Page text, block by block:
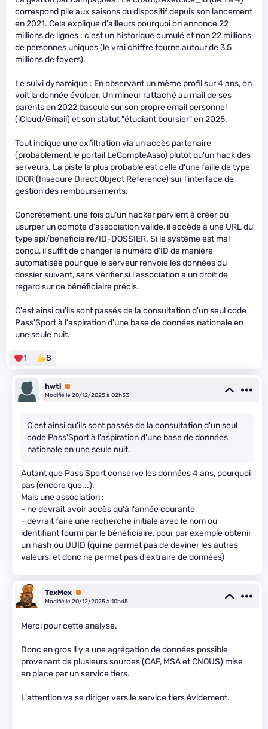
correspond pile aux saisons du dispositif depuis son lancement
en 2021. Cela explique d'ailleurs pourquoi on annonce 22
millions de lignes : c'est un historique cumulé et non 22 millions
de personnes uniques (le vrai chiffre tourne autour de 3,5
millions de foyers).
Le suivi dynamique : En observant un même profil sur 4 ans, on
voit la donnée évoluer. Un mineur rattaché au mail de ses
parents en 2022 bascule sur son propre email personnel
(iCloud/Gmail) et son statut "étudiant boursier" en 2025.
Tout indique une exfiltration via un accès partenaire
(probablement le portail LeCompteAsso) plutôt qu'un hack des
serveurs. La piste la plus probable est celle d'une faille de type
IDOR (Insecure Direct Object Reference) sur l'interface de
gestion des remboursements.
Concrètement, une fois qu'un hacker parvient à créer ou
usurper un compte d'association valide, il accède à une URL du
type api/beneficiaire/ID-DOSSIER. Si le système est mal
conçu, il suffit de changer le numéro d'ID de manière
automatisée pour que le serveur renvoie les données du
dossier suivant, sans vérifier si l'association a un droit de
regard sur ce bénéficiaire précis.
C'est ainsi qu'ils sont passés de la consultation d'un seul code
Pass'Sport à l'aspiration d'une base de données nationale en
une seule nuit.
1 8
hwti Premium
Modifié le 20/12/2025 à 02h33
C'est ainsi qu'ils sont passés de la consultation d'un seul
code Pass'Sport à l'aspiration d'une base de données
nationale en une seule nuit.
Autant que Pass'Sport conserve les données 4 ans, pourquoi
pas (encore que...).
Mais une association :
- ne devrait avoir accès qu'à l'année courante
- devrait faire une recherche initiale avec le nom ou
identifiant fourni par le bénéficiaire, pour par exemple obtenir
un hash ou UUID (qui ne permet pas de deviner les autres
valeurs, et donc ne permet pas d'extraire de données)
TexMex Premium
Modifié le 20/12/2025 à 10h45
Merci pour cette analyse.
Donc en gros il y a une agrégation de données possible
provenant de plusieurs sources (CAF, MSA et CNOUS) mise
en place par un service tiers.
L'attention va se diriger vers le service tiers évidement.